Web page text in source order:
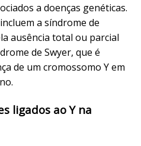
a doenças genéticas.
a síndrome de
ausência total ou parcial
de Swyer, que é
de um cromossomo Y em
ligados ao Y na